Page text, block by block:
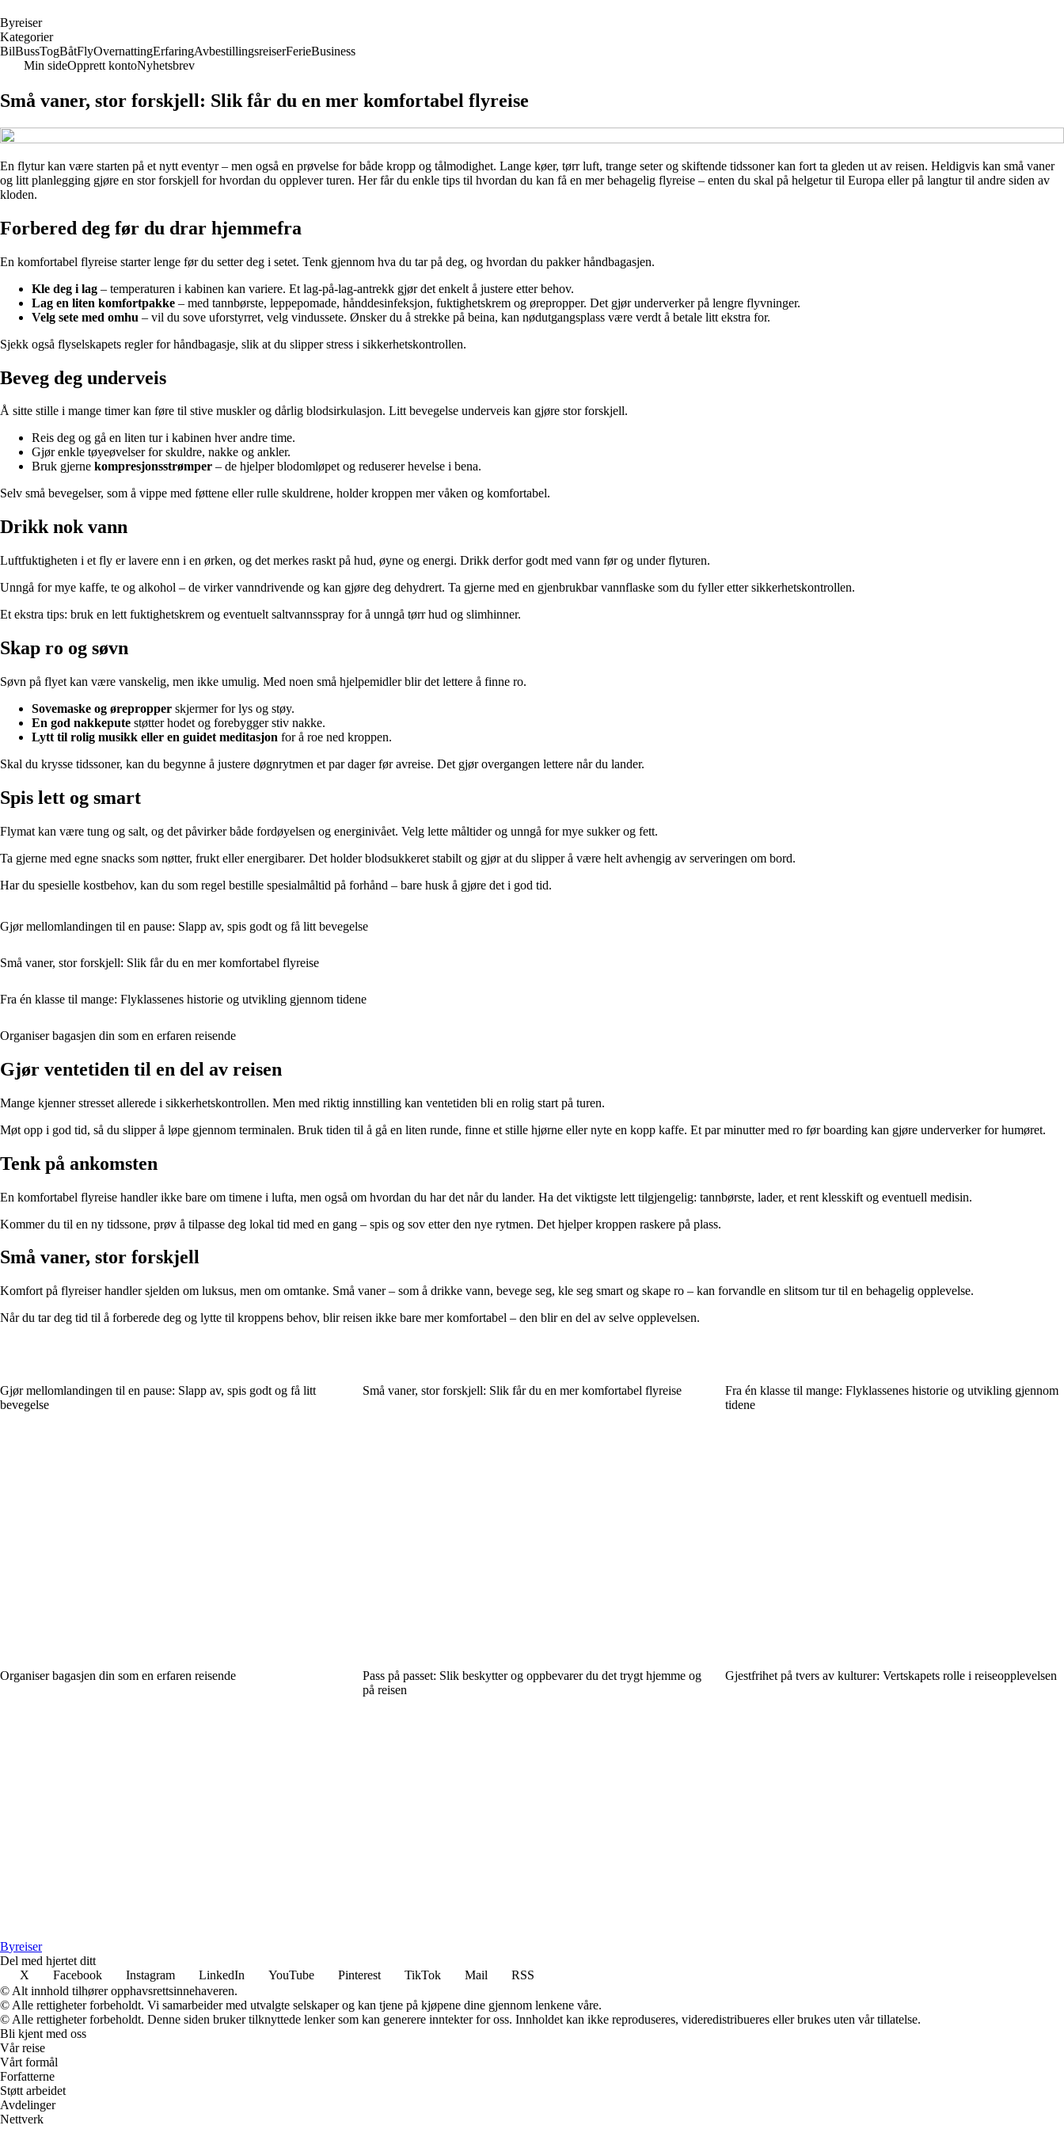
Byreiser
Kategorier
BilBussTogBåtFlyOvernattingErfaringAvbestillingsreiserFerieBusiness
Min sideOpprett kontoNyhetsbrev
Små vaner, stor forskjell: Slik får du en mer komfortabel flyreise
En flytur kan være starten på et nytt eventyr – men også en prøvelse for både kropp og tålmodighet. Lange køer, tørr luft, trange seter og skiftende tidssoner kan fort ta gleden ut av reisen. Heldigvis kan små vaner
og litt planlegging gjøre en stor forskjell for hvordan du opplever turen. Her får du enkle tips til hvordan du kan få en mer behagelig flyreise – enten du skal på helgetur til Europa eller på langtur til andre siden av
kloden.
Forbered deg før du drar hjemmefra
En komfortabel flyreise starter lenge før du setter deg i setet. Tenk gjennom hva du tar på deg, og hvordan du pakker håndbagasjen.
Kle deg i lag – temperaturen i kabinen kan variere. Et lag-på-lag-antrekk gjør det enkelt å justere etter behov.
Lag en liten komfortpakke – med tannbørste, leppepomade, hånddesinfeksjon, fuktighetskrem og ørepropper. Det gjør underverker på lengre flyvninger.
Velg sete med omhu – vil du sove uforstyrret, velg vindussete. Ønsker du å strekke på beina, kan nødutgangsplass være verdt å betale litt ekstra for.
Sjekk også flyselskapets regler for håndbagasje, slik at du slipper stress i sikkerhetskontrollen.
Beveg deg underveis
Å sitte stille i mange timer kan føre til stive muskler og dårlig blodsirkulasjon. Litt bevegelse underveis kan gjøre stor forskjell.
Reis deg og gå en liten tur i kabinen hver andre time.
Gjør enkle tøyeøvelser for skuldre, nakke og ankler.
Bruk gjerne kompresjonsstrømper – de hjelper blodomløpet og reduserer hevelse i bena.
Selv små bevegelser, som å vippe med føttene eller rulle skuldrene, holder kroppen mer våken og komfortabel.
Drikk nok vann
Luftfuktigheten i et fly er lavere enn i en ørken, og det merkes raskt på hud, øyne og energi. Drikk derfor godt med vann før og under flyturen.
Unngå for mye kaffe, te og alkohol – de virker vanndrivende og kan gjøre deg dehydrert. Ta gjerne med en gjenbrukbar vannflaske som du fyller etter sikkerhetskontrollen.
Et ekstra tips: bruk en lett fuktighetskrem og eventuelt saltvannsspray for å unngå tørr hud og slimhinner.
Skap ro og søvn
Søvn på flyet kan være vanskelig, men ikke umulig. Med noen små hjelpemidler blir det lettere å finne ro.
Sovemaske og ørepropper skjermer for lys og støy.
En god nakkepute støtter hodet og forebygger stiv nakke.
Lytt til rolig musikk eller en guidet meditasjon for å roe ned kroppen.
Skal du krysse tidssoner, kan du begynne å justere døgnrytmen et par dager før avreise. Det gjør overgangen lettere når du lander.
Spis lett og smart
Flymat kan være tung og salt, og det påvirker både fordøyelsen og energinivået. Velg lette måltider og unngå for mye sukker og fett.
Ta gjerne med egne snacks som nøtter, frukt eller energibarer. Det holder blodsukkeret stabilt og gjør at du slipper å være helt avhengig av serveringen om bord.
Har du spesielle kostbehov, kan du som regel bestille spesialmåltid på forhånd – bare husk å gjøre det i god tid.
Gjør mellomlandingen til en pause: Slapp av, spis godt og få litt bevegelse
Små vaner, stor forskjell: Slik får du en mer komfortabel flyreise
Fra én klasse til mange: Flyklassenes historie og utvikling gjennom tidene
Organiser bagasjen din som en erfaren reisende
Gjør ventetiden til en del av reisen
Mange kjenner stresset allerede i sikkerhetskontrollen. Men med riktig innstilling kan ventetiden bli en rolig start på turen.
Møt opp i god tid, så du slipper å løpe gjennom terminalen. Bruk tiden til å gå en liten runde, finne et stille hjørne eller nyte en kopp kaffe. Et par minutter med ro før boarding kan gjøre underverker for humøret.
Tenk på ankomsten
En komfortabel flyreise handler ikke bare om timene i lufta, men også om hvordan du har det når du lander. Ha det viktigste lett tilgjengelig: tannbørste, lader, et rent klesskift og eventuell medisin.
Kommer du til en ny tidssone, prøv å tilpasse deg lokal tid med en gang – spis og sov etter den nye rytmen. Det hjelper kroppen raskere på plass.
Små vaner, stor forskjell
Komfort på flyreiser handler sjelden om luksus, men om omtanke. Små vaner – som å drikke vann, bevege seg, kle seg smart og skape ro – kan forvandle en slitsom tur til en behagelig opplevelse.
Når du tar deg tid til å forberede deg og lytte til kroppens behov, blir reisen ikke bare mer komfortabel – den blir en del av selve opplevelsen.
Gjør mellomlandingen til en pause: Slapp av, spis godt og få litt
bevegelse
Små vaner, stor forskjell: Slik får du en mer komfortabel flyreise
Fra én klasse til mange: Flyklassenes historie og utvikling gjennom
tidene
Organiser bagasjen din som en erfaren reisende
Pass på passet: Slik beskytter og oppbevarer du det trygt hjemme og
på reisen
Gjestfrihet på tvers av kulturer: Vertskapets rolle i reiseopplevelsen
Byreiser
Del med hjertet ditt
X
Facebook Instagram LinkedIn YouTube Pinterest TikTok Mail
RSS
© Alt innhold tilhører opphavsrettsinnehaveren.
© Alle rettigheter forbeholdt. Vi samarbeider med utvalgte selskaper og kan tjene på kjøpene dine gjennom lenkene våre.
© Alle rettigheter forbeholdt. Denne siden bruker tilknyttede lenker som kan generere inntekter for oss. Innholdet kan ikke reproduseres, videredistribueres eller brukes uten vår tillatelse.
Bli kjent med oss
Vår reise
Vårt formål
Forfatterne
Støtt arbeidet
Avdelinger
Nettverk